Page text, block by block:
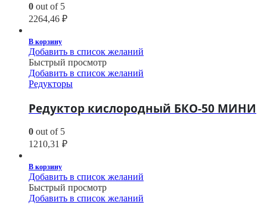
0 out of 5
2264,46 ₽
В корзину
Добавить в список желаний
Быстрый просмотр
Добавить в список желаний
Редукторы
Редуктор кислородный БКО-50 МИНИ
0 out of 5
1210,31 ₽
В корзину
Добавить в список желаний
Быстрый просмотр
Добавить в список желаний